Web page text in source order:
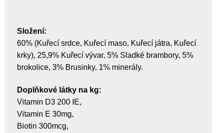
Složení:
60% (Kuřecí srdce, Kuřecí maso, Kuřecí játra, Kuřecí
krky), 25,9% Kuřecí vývar, 5% Sladké brambory, 5%
brokolice, 3% Brusinky, 1% minerály.
Doplňkové látky na kg:
Vitamin D3 200 IE,
Vitamin E 30mg,
Biotin 300mcg,